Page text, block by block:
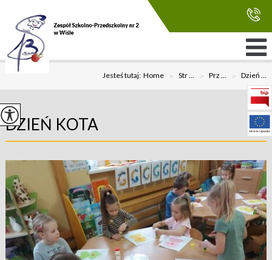
Jesteś tutaj:Home > Str ... > Prz ... > Dzień ...
DZIEŃ KOTA